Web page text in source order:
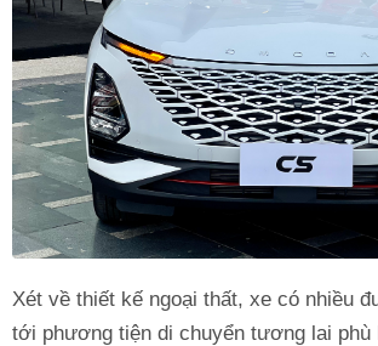
Xét về thiết kế ngoại thất, xe có nhiều
tới phương tiện di chuyển tương lai